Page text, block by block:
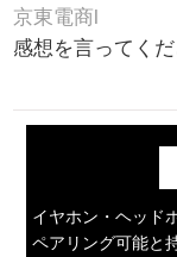
京東電商l
感想を言ってくだ
イヤホン・ヘッド
ペアリング可能と